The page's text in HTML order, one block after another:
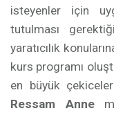
isteyenler için
tutulması
yaratıcılık
kurs programı
en büyük
Ressam Anne